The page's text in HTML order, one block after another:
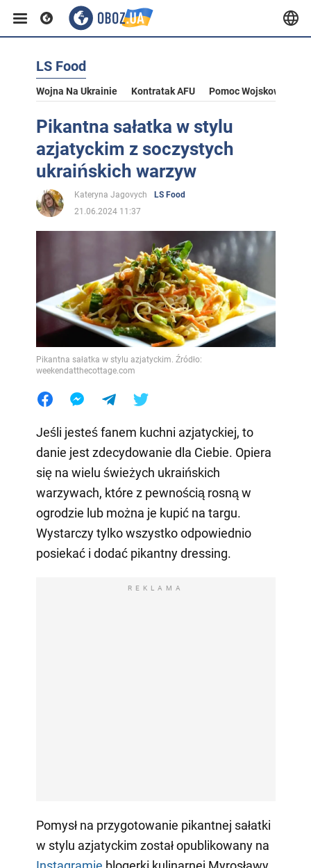
LS Food
Wojna Na Ukrainie Kontratak AFU Pomoc Wojskowa Dla
Pikantna sałatka w stylu
azjatyckim z soczystych
ukraińskich warzyw
Kateryna Jagovych
LS Food
21.06.2024 11:37
Pikantna sałatka w stylu azjatyckim. Źródło:
weekendatthecottage.com
Jeśli jesteś fanem kuchni azjatyckiej, to
danie jest zdecydowanie dla Ciebie. Opiera
się na wielu świeżych ukraińskich
warzywach, które z pewnością rosną w
ogrodzie lub można je kupić na targu.
Wystarczy tylko wszystko odpowiednio
posiekać i dodać pikantny dressing.
REKLAMA
Pomysł na przygotowanie pikantnej sałatki
w stylu azjatyckim został opublikowany na